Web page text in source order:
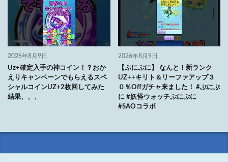
2026年8月9日
Uz+確定入手の神コイン！？おか
えりキャンペーンでもらえるスペ
シャルコインUZ+2枚回してみた
結果、、、
2026年8月9日
【ぷにぷに】 なんと！新ランク
UZ++キリト＆リーファアップ３
０％Offガチャ来ました！ #ぷにぷ
に #妖怪ウォッチぷにぷに
#SAOコラボ